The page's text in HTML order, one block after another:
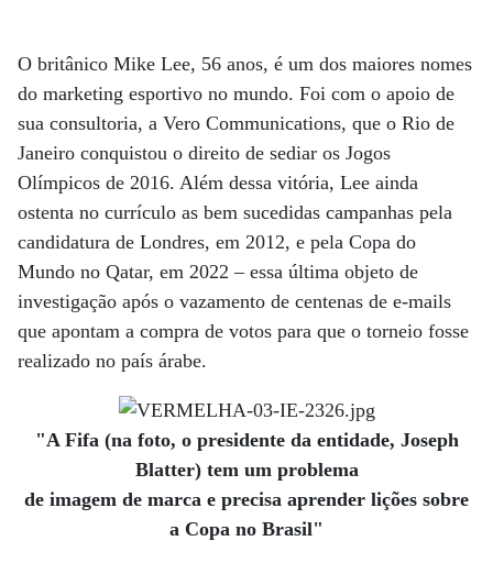
O britânico Mike Lee, 56 anos, é um dos maiores nomes
do marketing esportivo no mundo. Foi com o apoio de
sua consultoria, a Vero Communications, que o Rio de
Janeiro conquistou o direito de sediar os Jogos
Olímpicos de 2016. Além dessa vitória, Lee ainda
ostenta no currículo as bem sucedidas campanhas pela
candidatura de Londres, em 2012, e pela Copa do
Mundo no Qatar, em 2022 – essa última objeto de
investigação após o vazamento de centenas de e-mails
que apontam a compra de votos para que o torneio fosse
realizado no país árabe.
"A Fifa (na foto, o presidente da entidade, Joseph
Blatter) tem um problema
de imagem de marca e precisa aprender lições sobre
a Copa no Brasil"